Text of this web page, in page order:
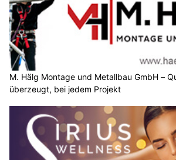
M. Hälg Montage und Metallbau GmbH –
überzeugt, bei jedem Projekt